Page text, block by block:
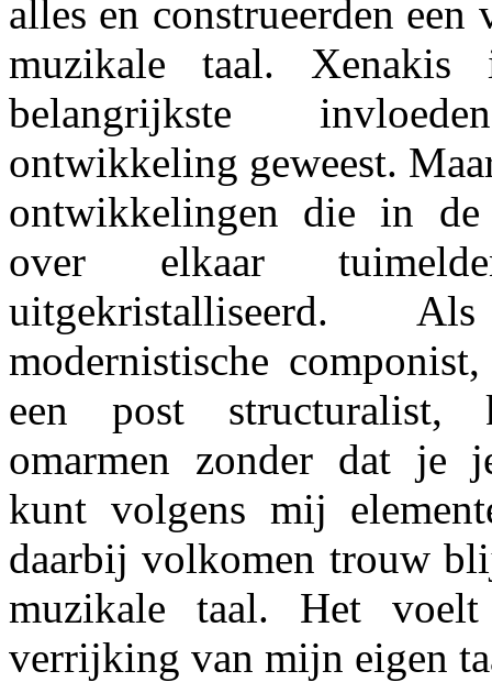
alles en construeerden
muzikale taal.
belangrijkste
ontwikkeling geweest.
ontwikkelingen die in de
over elkaar
uitgekristalliseerd.
modernistische
een post
omarmen zonder dat je
kunt volgens mij
daarbij volkomen trouw
muzikale taal. Het
verrijking van mijn eigen